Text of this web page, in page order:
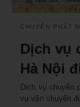
CHUYỂN PHÁT
Dịch vụ
Hà Nội
Dịch vụ chuyển
vụ vận chuyển